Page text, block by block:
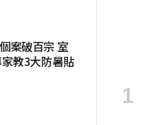
案破百宗 室
教3大防暑貼